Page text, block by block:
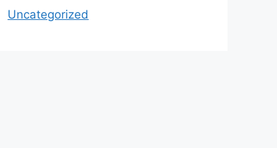
Uncategorized